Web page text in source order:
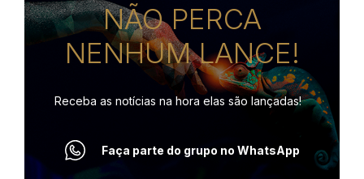
NÃO PERCA
NENHUM LANCE!
Receba as notícias na hora elas são lançadas!
Faça parte do grupo no WhatsApp